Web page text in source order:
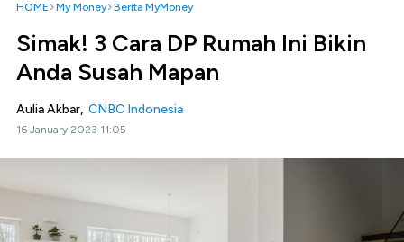
HOME My Money Berita MyMoney
Simak! 3 Cara DP Rumah Ini Bikin
Anda Susah Mapan
Aulia Akbar, CNBC Indonesia
16 January 2023 11:05